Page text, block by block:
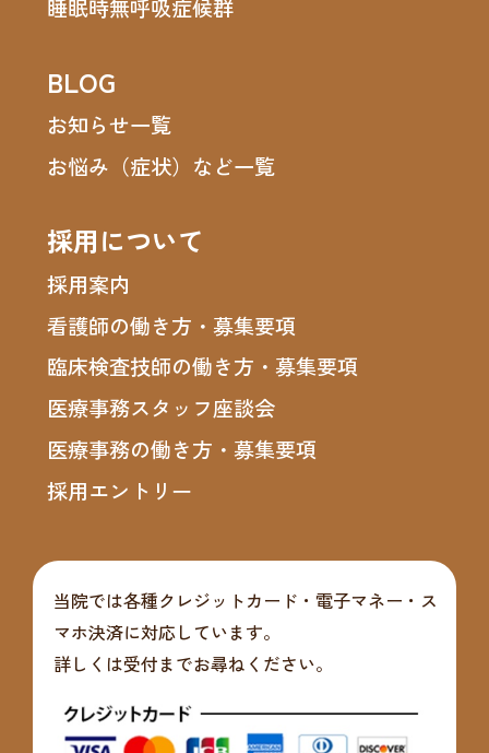
睡眠時無呼吸症候群
BLOG
お知らせ一覧
お悩み（症状）など一覧
採用について
採用案内
看護師の働き方・募集要項
臨床検査技師の働き方・募集要項
医療事務スタッフ座談会
医療事務の働き方・募集要項
採用エントリー
当院では各種クレジットカード・電子マネー・ス
マホ決済に対応しています。
詳しくは受付までお尋ねください。